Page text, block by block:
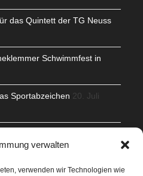
verwalten
verwenden wir Technologien wie
das Quintett der TG Neuss
Schwimmfest in
Sportabzeichen 20. Juli